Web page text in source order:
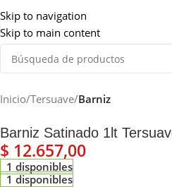
Skip to navigation
Skip to main content
Inicio Tersuave Barniz
Barniz Satinado 1lt
$ 12.657,00
1 disponibles
1 disponibles